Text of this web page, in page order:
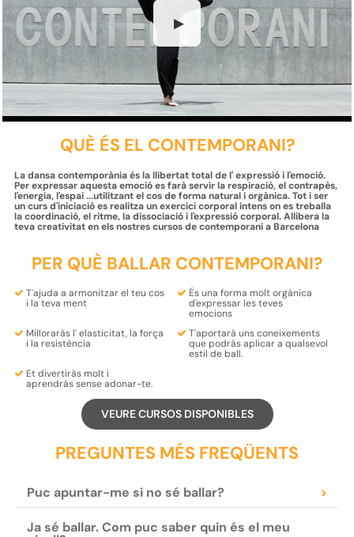
▶
QUÈ ÉS EL CONTEMPORANI?
La dansa contemporània és la llibertat total de l' expressió i l'emoció.
Per expressar aquesta emoció es farà servir la respiració, el contrapès,
l'energia, l'espai ...utilitzant el cos de forma natural i orgànica. Tot i ser
un curs d'iniciació es realitza un exercici corporal intens on es treballa
la coordinació, el ritme, la dissociació i l'expressió corporal. Allibera la
teva creativitat en els nostres cursos de contemporani a Barcelona
PER QUÈ BALLAR CONTEMPORANI?
T'ajuda a armonitzarel teu cos
i la teva ment
És una forma moltorgànica
d'expressarles teves
emocions
Milloraràs l'elasticitat, la força
i la resistència
T'aportarà uns coneixements
quepodràs aplicar a qualsevol
estil de ball.
Et divertiràs molt i
aprendràssense adonar-te.
VEURE CURSOS DISPONIBLES
PREGUNTES MÉS FREQÜENTS
Puc apuntar-me si no sé ballar? >
Ja sé ballar. Com puc saber quin és el meu